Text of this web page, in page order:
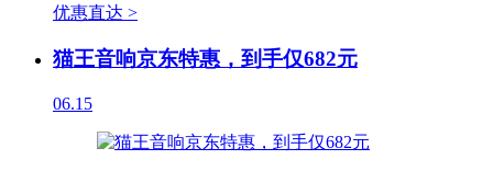
优惠直达 >
猫王音响京东特惠，到手仅682元
06.15